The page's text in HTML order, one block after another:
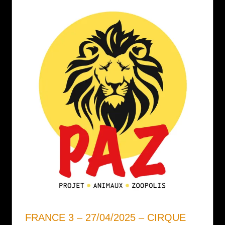
FRANCE 3 – 27/04/2025 – CIRQUE